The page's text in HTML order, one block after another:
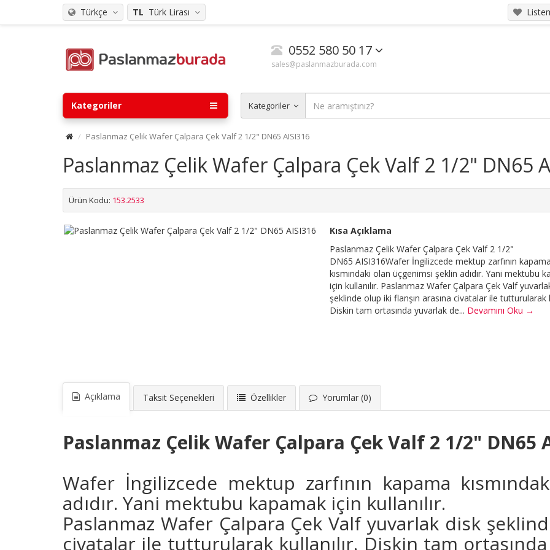
Türkçe TL Türk Lirası
0552 580 50 17
sales@paslanmazburada.com
Kategoriler
Kategoriler
Paslanmaz Çelik Wafer Çalpara Çek Valf 2 1/2" DN65 AISI316
Paslanmaz Çelik Wafer Çalpara Çek Valf 2 1/2" DN65
Ürün Kodu: 153.2533
Kısa Açıklama
Paslanmaz Çelik Wafer Çalpara Çek Valf 2 1/2"
DN65 AISI316Wafer İngilizcede mektup zarfının
kısmındaki olan üçgenimsi şeklin adıdır. Yani mektubu
için kullanılır. Paslanmaz Wafer Çalpara Çek Valf
şeklinde olup iki flanşın arasına civatalar ile tutturularak
Diskin tam ortasında yuvarlak de... Devamını Oku →
Açıklama Taksit Seçenekleri Özellikler Yorumlar (0)
Paslanmaz Çelik Wafer Çalpara Çek Valf 2 1/2" DN65
Wafer İngilizcede mektup zarfının kapama
adıdır. Yani mektubu kapamak için kullanılır.
Paslanmaz Wafer Çalpara Çek Valf yuvarlak disk
civatalar ile tutturularak kullanılır. Diskin tam